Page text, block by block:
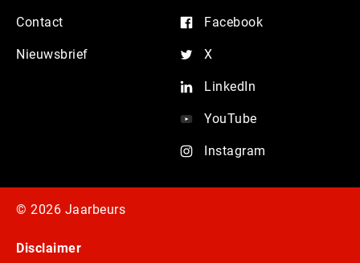
Contact
Nieuwsbrief
Facebook
X
LinkedIn
YouTube
Instagram
© 2026 Jaarbeurs
Disclaimer